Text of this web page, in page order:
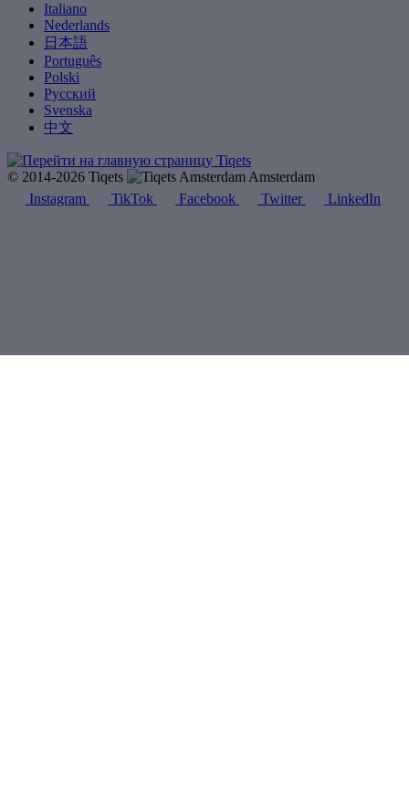
Italiano
Nederlands
日本語
Português
Polski
Русский
Svenska
中文
© 2014-2026 Tiqets
Amsterdam
Instagram
TikTok Facebook Twitter LinkedIn